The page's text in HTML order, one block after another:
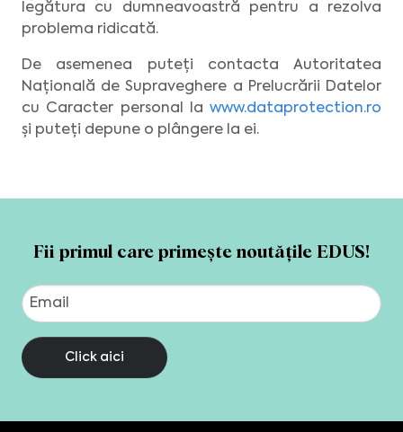
legătura cu dumneavoastră pentru a rezolva
problema ridicată.
De asemenea puteți contacta Autoritatea
Națională de Supraveghere a Prelucrării Datelor
cu Caracter personal la www.dataprotection.ro
și puteți depune o plângere la ei.
Fii primul care primește noutățile EDUS!
Click aici